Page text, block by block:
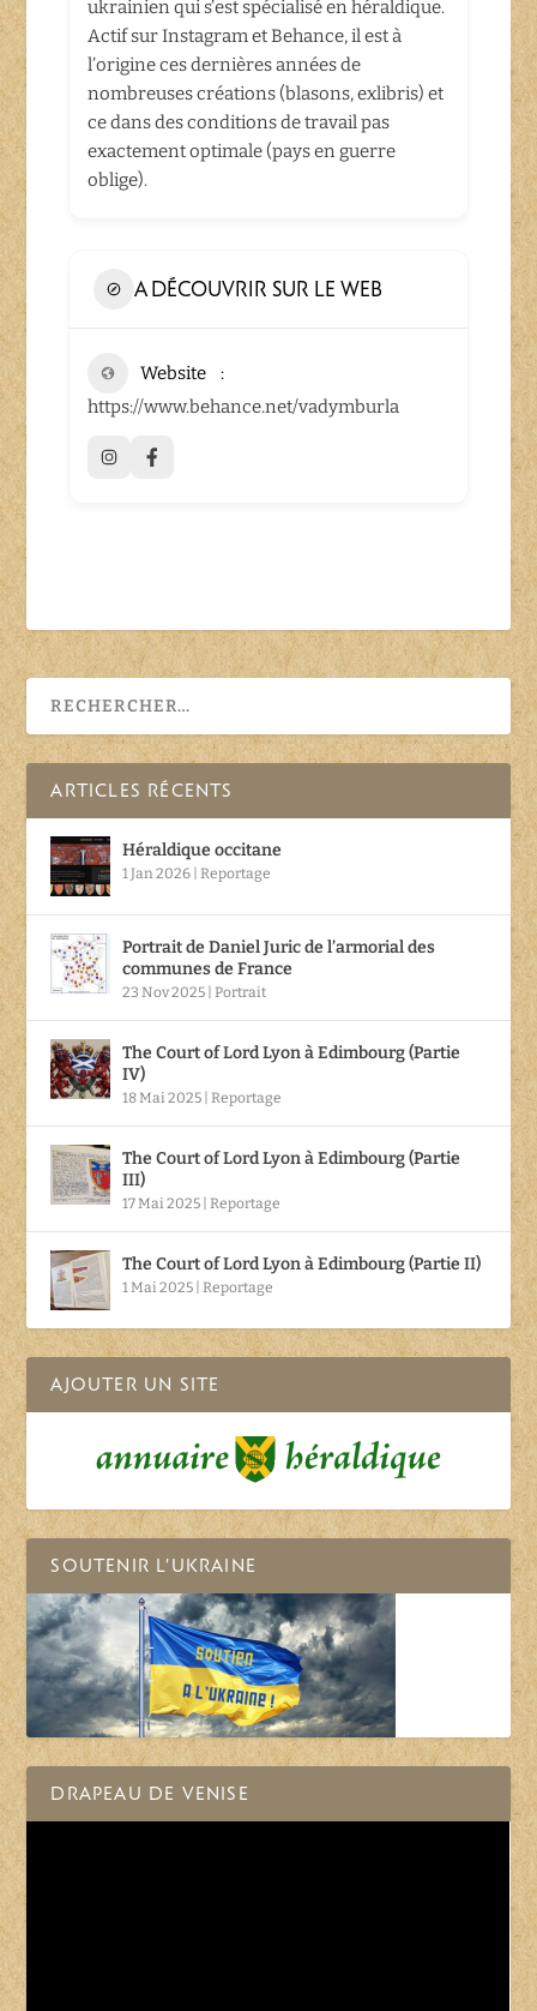
ukrainien qui s’est spécialisé en héraldique.
Actif sur Instagram et Behance, il est à
l’origine ces dernières années de
nombreuses créations (blasons, exlibris) et
ce dans des conditions de travail pas
exactement optimale (pays en guerre
oblige).
A DÉCOUVRIR SUR LE WEB
Website
https://www.behance.net/vadymburla
ARTICLES RÉCENTS
Héraldique occitane
1 Jan 2026 |Reportage
Portrait de Daniel Juric de l’armorial des
communes de France
23 Nov 2025 |Portrait
The Court of Lord Lyon à Edimbourg (Partie
IV)
18 Mai 2025 |Reportage
The Court of Lord Lyon à Edimbourg (Partie
III)
17 Mai 2025 |Reportage
The Court of Lord Lyon à Edimbourg (Partie II)
1 Mai 2025 |Reportage
AJOUTER UN SITE
SOUTENIR L’UKRAINE
DRAPEAU DE VENISE